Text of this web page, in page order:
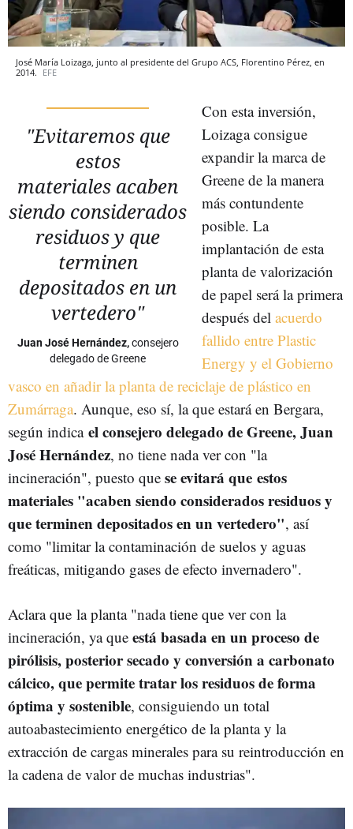
José María Loizaga, junto al presidente del Grupo ACS, Florentino Pérez, en
2014. EFE
"Evitaremos que
estos
materiales acaben
siendo considerados
residuos y que
terminen
depositados en un
vertedero"
Juan José Hernández,consejero
delegado de Greene
Con esta inversión,
Loizaga consigue
expandir la marca de
Greene de la manera
más contundente
posible. La
implantación de esta
planta de valorización
de papel será la primera
después del acuerdo
fallido entre Plastic
Energy y el Gobierno
vasco en añadir la planta de reciclaje de plástico en
Zumárraga. Aunque, eso sí, la que estará en Bergara,
según indica el consejero delegado de Greene, Juan
José Hernández, no tiene nada ver con "la
incineración", puesto que se evitará que estos
materiales "acaben siendo considerados residuos y
que terminen depositados en un vertedero", así
como "limitar la contaminación de suelos y aguas
freáticas, mitigando gases de efecto invernadero".
Aclara que la planta "nada tiene que ver con la
incineración, ya que está basada en un proceso de
pirólisis, posterior secado y conversión a carbonato
cálcico, que permite tratar los residuos de forma
óptima y sostenible, consiguiendo un total
autoabastecimiento energético de la planta y la
extracción de cargas minerales para su reintroducción en
la cadena de valor de muchas industrias".